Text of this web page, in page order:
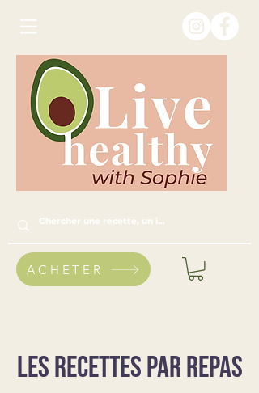
ACHETER
LES RECETTES PAR REPAS